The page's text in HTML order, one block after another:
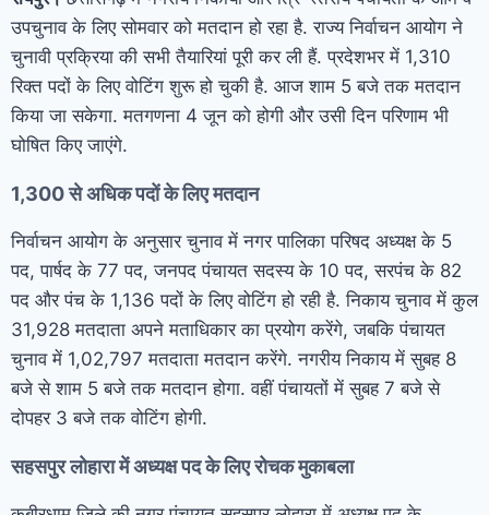
तोड़कर गार्डन में पलटा; बड़ा हादसा टला
ईरान
ने दी धमकी, कहा- ‘अमेरिका ने अटैक किया तो पूरे
इलाके के एनर्जी ठिकानों को बनाएंगे निशाना’
उपचुनाव के लिए सोमवार को मतदान हो रहा है. राज्य निर्वाचन आयोग ने
चुनावी प्रक्रिया की सभी तैयारियां पूरी कर ली हैं. प्रदेशभर में 1,310
रिक्त पदों के लिए वोटिंग शुरू हो चुकी है. आज शाम 5 बजे तक मतदान
किया जा सकेगा. मतगणना 4 जून को होगी और उसी दिन परिणाम भी
घोषित किए जाएंगे.
1,300 से अधिक पदों के लिए मतदान
निर्वाचन आयोग के अनुसार चुनाव में नगर पालिका परिषद अध्यक्ष के 5
पद, पार्षद के 77 पद, जनपद पंचायत सदस्य के 10 पद, सरपंच के 82
पद और पंच के 1,136 पदों के लिए वोटिंग हो रही है. निकाय चुनाव में कुल
31,928 मतदाता अपने मताधिकार का प्रयोग करेंगे, जबकि पंचायत
चुनाव में 1,02,797 मतदाता मतदान करेंगे. नगरीय निकाय में सुबह 8
बजे से शाम 5 बजे तक मतदान होगा. वहीं पंचायतों में सुबह 7 बजे से
दोपहर 3 बजे तक वोटिंग होगी.
सहसपुर लोहारा में अध्यक्ष पद के लिए रोचक मुकाबला